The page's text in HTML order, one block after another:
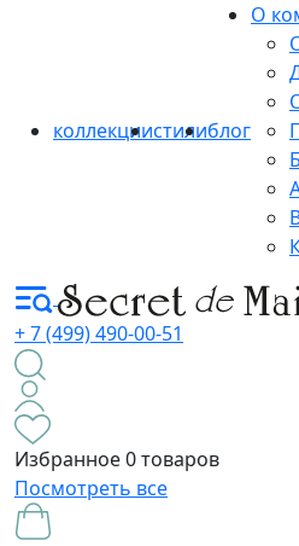
коллекциистилиблог
О
+ 7 (499) 490-00-51
Избранное0 товаров
Посмотреть все